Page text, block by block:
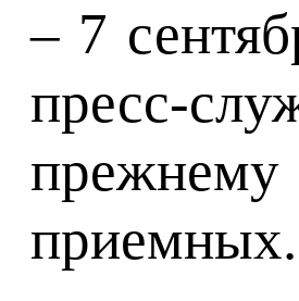
– 7
пресс-
прежнему
приемных.